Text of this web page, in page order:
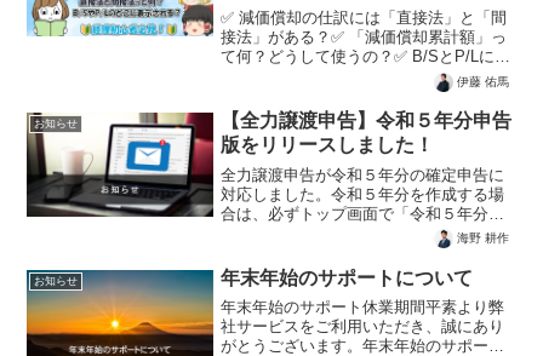
でわかる！」を公開しました！
✅ 減価償却の仕訳には「直接法」と「間
接法」がある？✅ 「減価償却累計額」っ
て何？どうして使うの？✅ B/SとP/Lには
どう表示される？✅ 製造業と非製造業で
の表示の違いとは？✅ 実務で主流の方法
はどっち？その理由もわかる！「減価償
却費の計...
伊藤 佑馬
お知らせ
【全力譲渡申告】令和５年分申告
版をリリースしました！
全力譲渡申告が令和５年分の確定申告に
対応しました。令和５年分を作成する場
合は、必ずトップ画面で「令和５年分を
作成する」ボタンを押してから作成を開
始してください。令和４年分で入力を進
めていた場合も同様です。（「令和５年
分を作成する」ボタンを押...
海野 耕作
お知らせ 年末年始のサポートについて
年末年始のサポート休業期間平素より弊
社サービスをご利用いただき、誠にあり
がとうございます。年末年始のサポート